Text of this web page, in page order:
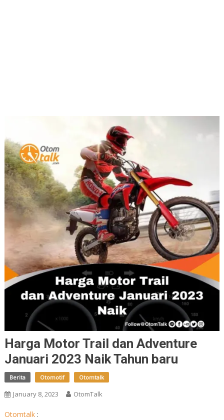
Harga Motor Trail dan Adventure
Januari 2023 Naik Tahun baru
Berita Otomotif Otomtalk
January 8, 2023 OtomTalk
Otomtalk: